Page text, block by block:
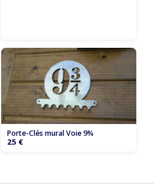
Porte-Clés mural Voie 9¾
25 €